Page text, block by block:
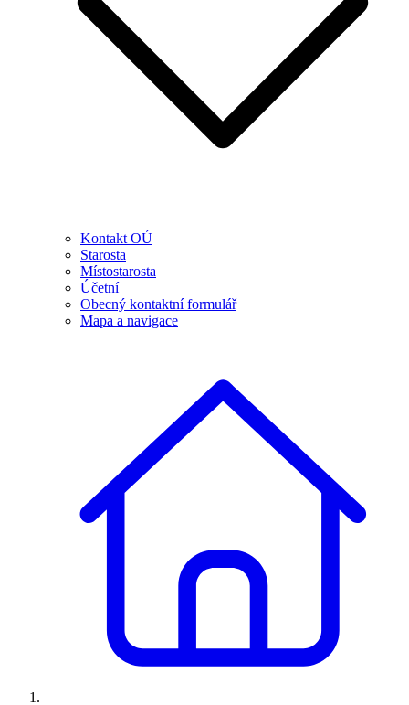
Kontakt OÚ
Starosta
Místostarosta
Účetní
Obecný kontaktní formulář
Mapa a navigace